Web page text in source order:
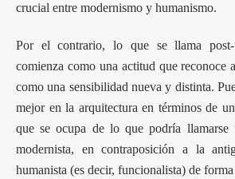
crucial entre modernismo y humanismo.
Por el contrario, lo que se llama post-
comienza como una actitud que reconoce
como una sensibilidad nueva y distinta.
mejor en la arquitectura en términos de
que se ocupa de lo que podría llamarse
modernista, en contraposición a la
humanista (es decir, funcionalista) de